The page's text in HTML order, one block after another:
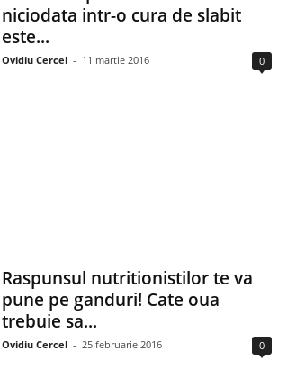
niciodata intr-o cura de slabit
este...
Ovidiu Cercel - 11 martie 2016 0
Raspunsul nutritionistilor te va
pune pe ganduri! Cate oua
trebuie sa...
Ovidiu Cercel - 25 februarie 2016 0